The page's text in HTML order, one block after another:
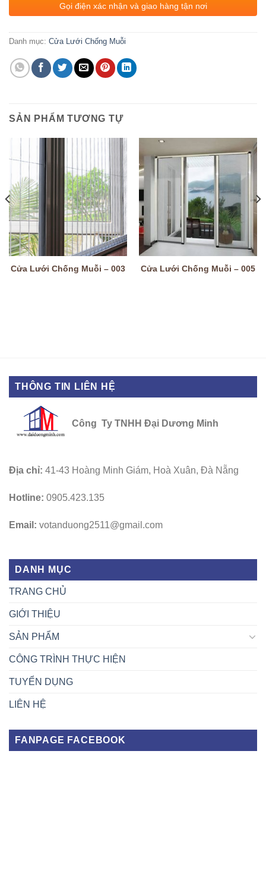
Gọi điện xác nhận và giao hàng tận nơi
Danh mục: Cửa Lưới Chống Muỗi
SẢN PHẨM TƯƠNG TỰ
Cửa Lưới Chống Muỗi – 003 Cửa Lưới Chống Muỗi – 005
THÔNG TIN LIÊN HỆ
Công Ty TNHH Đại Dương Minh
Địa chỉ: 41-43 Hoàng Minh Giám, Hoà Xuân, Đà Nẵng
Hotline: 0905.423.135
Email: votanduong2511@gmail.com
DANH MỤC
TRANG CHỦ
GIỚI THIỆU
SẢN PHẨM
CÔNG TRÌNH THỰC HIỆN
TUYỂN DỤNG
LIÊN HỆ
FANPAGE FACEBOOK